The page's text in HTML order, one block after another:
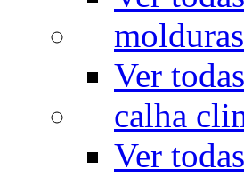
molduras
Ver todas
calha
Ver todas